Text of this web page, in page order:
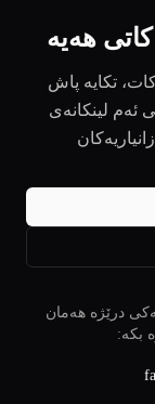
هەیە
تکایە پاش
ئەم لینکانەی
درێژە هەمان
بکە: